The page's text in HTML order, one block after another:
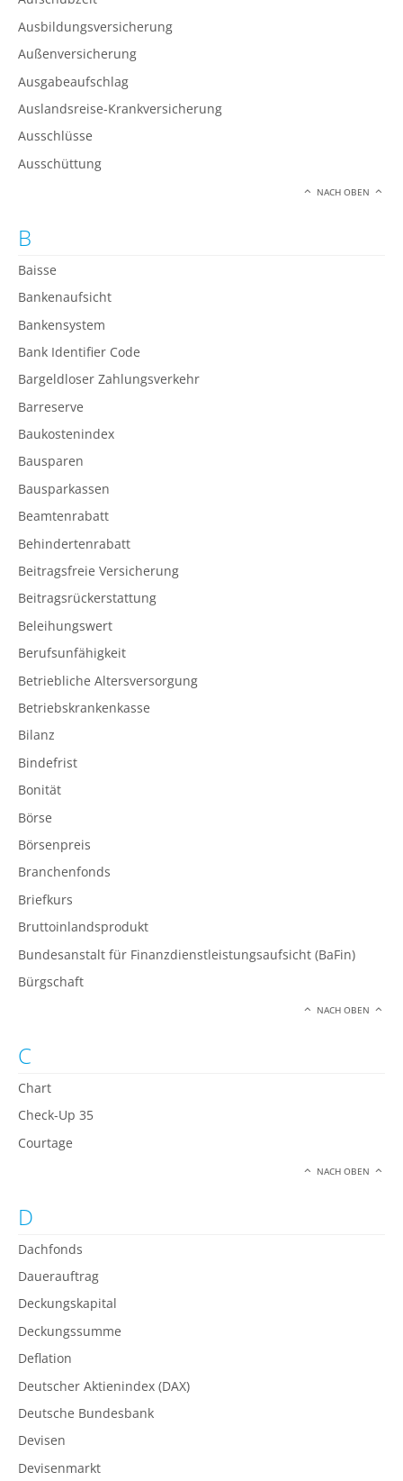
Ausbildungsversicherung
Außenversicherung
Ausgabeaufschlag
Auslandsreise-Krankversicherung
Ausschlüsse
Ausschüttung
NACH OBEN
B
Baisse
Bankenaufsicht
Bankensystem
Bank Identifier Code
Bargeldloser Zahlungsverkehr
Barreserve
Baukostenindex
Bausparen
Bausparkassen
Beamtenrabatt
Behindertenrabatt
Beitragsfreie Versicherung
Beitragsrückerstattung
Beleihungswert
Berufsunfähigkeit
Betriebliche Altersversorgung
Betriebskrankenkasse
Bilanz
Bindefrist
Bonität
Börse
Börsenpreis
Branchenfonds
Briefkurs
Bruttoinlandsprodukt
Bundesanstalt für Finanzdienstleistungsaufsicht (BaFin)
Bürgschaft
NACH OBEN
C
Chart
Check-Up 35
Courtage
NACH OBEN
D
Dachfonds
Dauerauftrag
Deckungskapital
Deckungssumme
Deflation
Deutscher Aktienindex (DAX)
Deutsche Bundesbank
Devisen
Devisenmarkt